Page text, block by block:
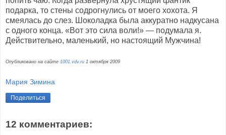
подарка, то стены содрогнулись от моего хохота. Я
смеялась до слез. Шоколадка была аккуратно надкусана
с одного конца. «Вот это сила воли!» — подумала я.
Действительно, маленький, но настоящий Мужчина!
Опубликовано на сайте 1001.vdv.ru 1 октября 2009
Мария Зимина
Поделиться
12 комментариев: